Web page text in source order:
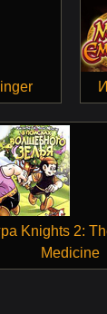
Knights 2:
Medicine